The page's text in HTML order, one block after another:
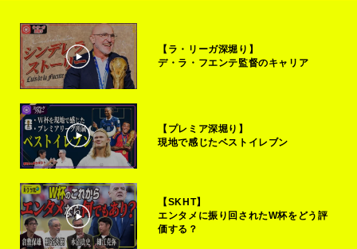
【ラ・リーガ深堀り】
デ・ラ・フエンテ監督のキャリア
【プレミア深堀り】
現地で感じたベストイレブン
【SKHT】
エンタメに振り回されたW杯をどう評
価する？